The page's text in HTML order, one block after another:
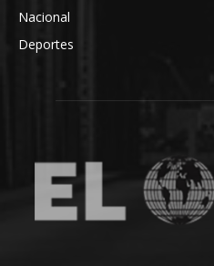
Nacional
Deportes